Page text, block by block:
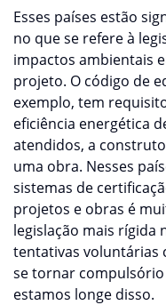
Esses países estão
no que se refere à
impactos ambientais
projeto. O código de
exemplo, tem
eficiência energética
atendidos, a
uma obra. Nesses
sistemas de
projetos e obras é
legislação mais rígida
tentativas voluntárias
se tornar
estamos longe disso.